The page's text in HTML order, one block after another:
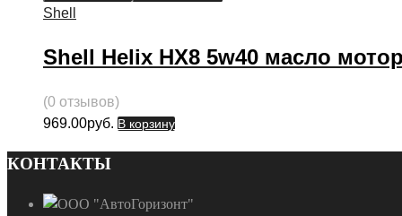
Shell
Shell Helix HX8 5w40 масло
(0 отзывов)
969.00руб. В корзину
КОНТАКТЫ